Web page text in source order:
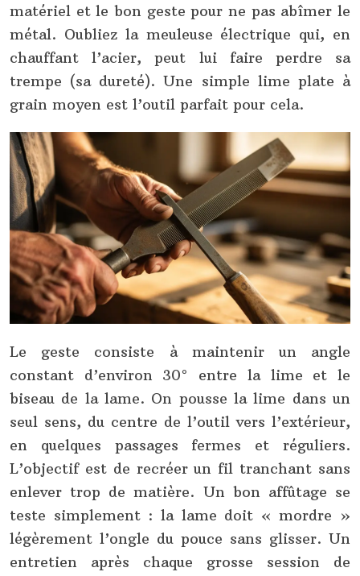
matériel et le bon geste pour ne pas abîmer le
métal. Oubliez la meuleuse électrique qui, en
chauffant l’acier, peut lui faire perdre sa
trempe (sa dureté). Une simple lime plate à
grain moyen est l’outil parfait pour cela.
Le geste consiste à maintenir un angle
constant d’environ 30° entre la lime et le
biseau de la lame. On pousse la lime dans un
seul sens, du centre de l’outil vers l’extérieur,
en quelques passages fermes et réguliers.
L’objectif est de recréer un fil tranchant sans
enlever trop de matière. Un bon affûtage se
teste simplement : la lame doit « mordre »
légèrement l’ongle du pouce sans glisser. Un
entretien après chaque grosse session de